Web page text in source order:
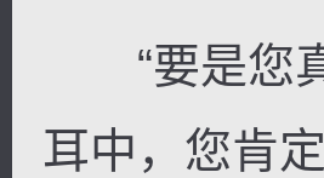
“要是您真
耳中，您肯